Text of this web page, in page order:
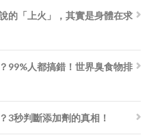
的「上火」，其實是身體在求
99%人都搞錯！世界臭食物排
3秒判斷添加劑的真相！